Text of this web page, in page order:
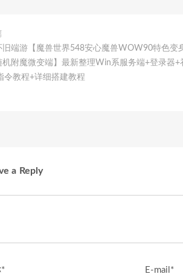
旧端游【魔兽世界548安心魔兽WOW90特色变
机附魔微变端】最新整理Win系服务端+登录器+
令教程+详细搭建教程
a Reply
* E-mail*